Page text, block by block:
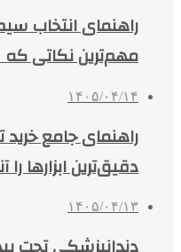
راهنمای انتخاب
مهم‌ترین نکاتی که
۱۴۰۵/۰۴/۱۴
راهنمای جامع خرید
دقیق‌ترین ابزارها را
۱۴۰۵/۰۴/۱۳